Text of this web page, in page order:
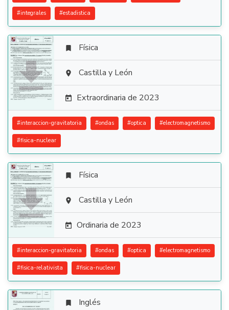
#integrales #estadistica

 Física
 Castilla y León
 Extraordinaria de 2023
#interaccion-gravitatoria #ondas #optica #electromagnetismo
#fisica-nuclear

 Física
 Castilla y León
 Ordinaria de 2023
#interaccion-gravitatoria #ondas #optica #electromagnetismo
#fisica-relativista #fisica-nuclear
 Inglés